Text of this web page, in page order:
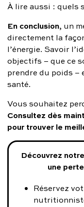
À lire aussi : quels
En conclusion, un
directement la
l’énergie. Savoir
objectifs – que ce
prendre du poids –
santé.
Vous souhaitez
Consultez dès
pour trouver le
Découvrez
une
Réservez